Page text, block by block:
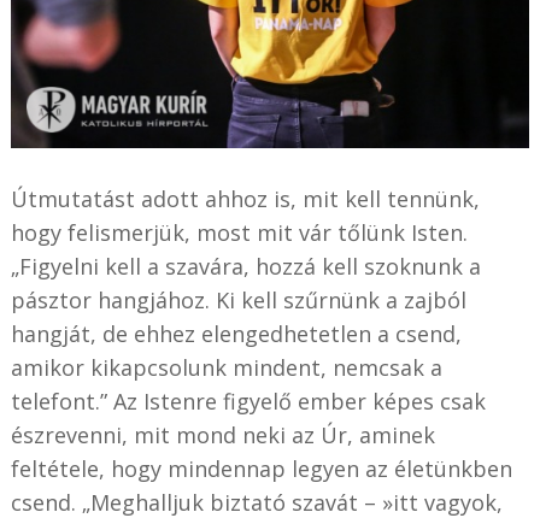
Útmutatást adott ahhoz is, mit kell tennünk,
hogy felismerjük, most mit vár tőlünk Isten.
„Figyelni kell a szavára, hozzá kell szoknunk a
pásztor hangjához. Ki kell szűrnünk a zajból
hangját, de ehhez elengedhetetlen a csend,
amikor kikapcsolunk mindent, nemcsak a
telefont.” Az Istenre figyelő ember képes csak
észrevenni, mit mond neki az Úr, aminek
feltétele, hogy mindennap legyen az életünkben
csend. „Meghalljuk biztató szavát – »itt vagyok,